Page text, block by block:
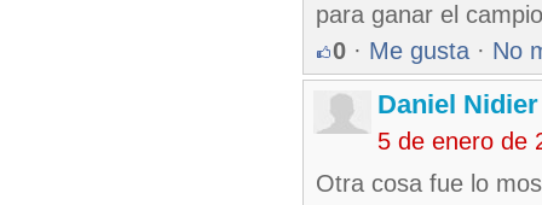
para ganar el
0 · Me gusta · No
Daniel
5 de enero de
Otra cosa fue lo